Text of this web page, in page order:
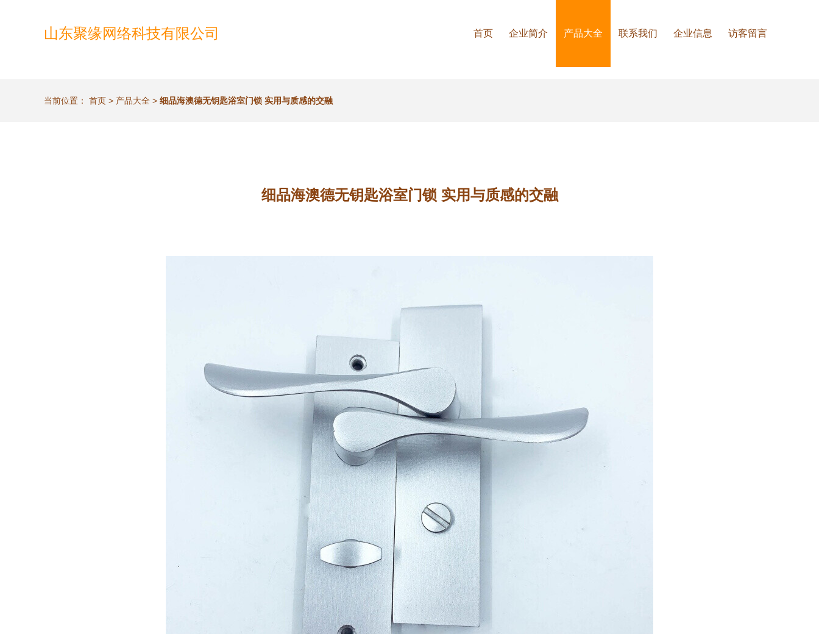
山东聚缘网络科技有限公司 首页 企业简介 产品大全 联系我们 企业信息 访客留言
当前位置： 首页 > 产品大全 > 细品海澳德无钥匙浴室门锁 实用与质感的交融
细品海澳德无钥匙浴室门锁 实用与质感的交融